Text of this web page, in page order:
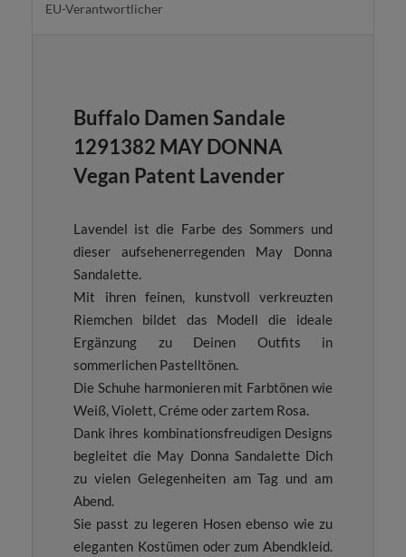
EU-Verantwortlicher
Buffalo Damen Sandale
1291382 MAY DONNA
Vegan Patent Lavender
Lavendel ist die Farbe des Sommers und
dieser aufsehenerregenden May Donna
Sandalette.
Mit ihren feinen, kunstvoll verkreuzten
Riemchen bildet das Modell die ideale
Ergänzung zu Deinen Outfits in
sommerlichen Pastelltönen.
Die Schuhe harmonieren mit Farbtönen wie
Weiß, Violett, Créme oder zartem Rosa.
Dank ihres kombinationsfreudigen Designs
begleitet die May Donna Sandalette Dich
zu vielen Gelegenheiten am Tag und am
Abend.
Sie passt zu legeren Hosen ebenso wie zu
eleganten Kostümen oder zum Abendkleid.